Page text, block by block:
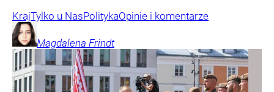
KrajTylko u NasPolitykaOpinie i komentarze
Magdalena Frindt